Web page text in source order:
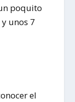
poquito
unos 7
el